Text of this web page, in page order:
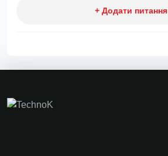
+ Додати питання